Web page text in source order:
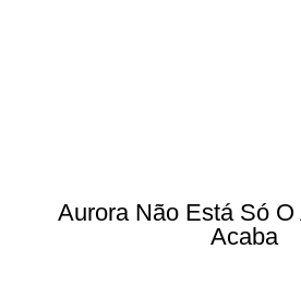
Aurora Não Está Só
Acaba